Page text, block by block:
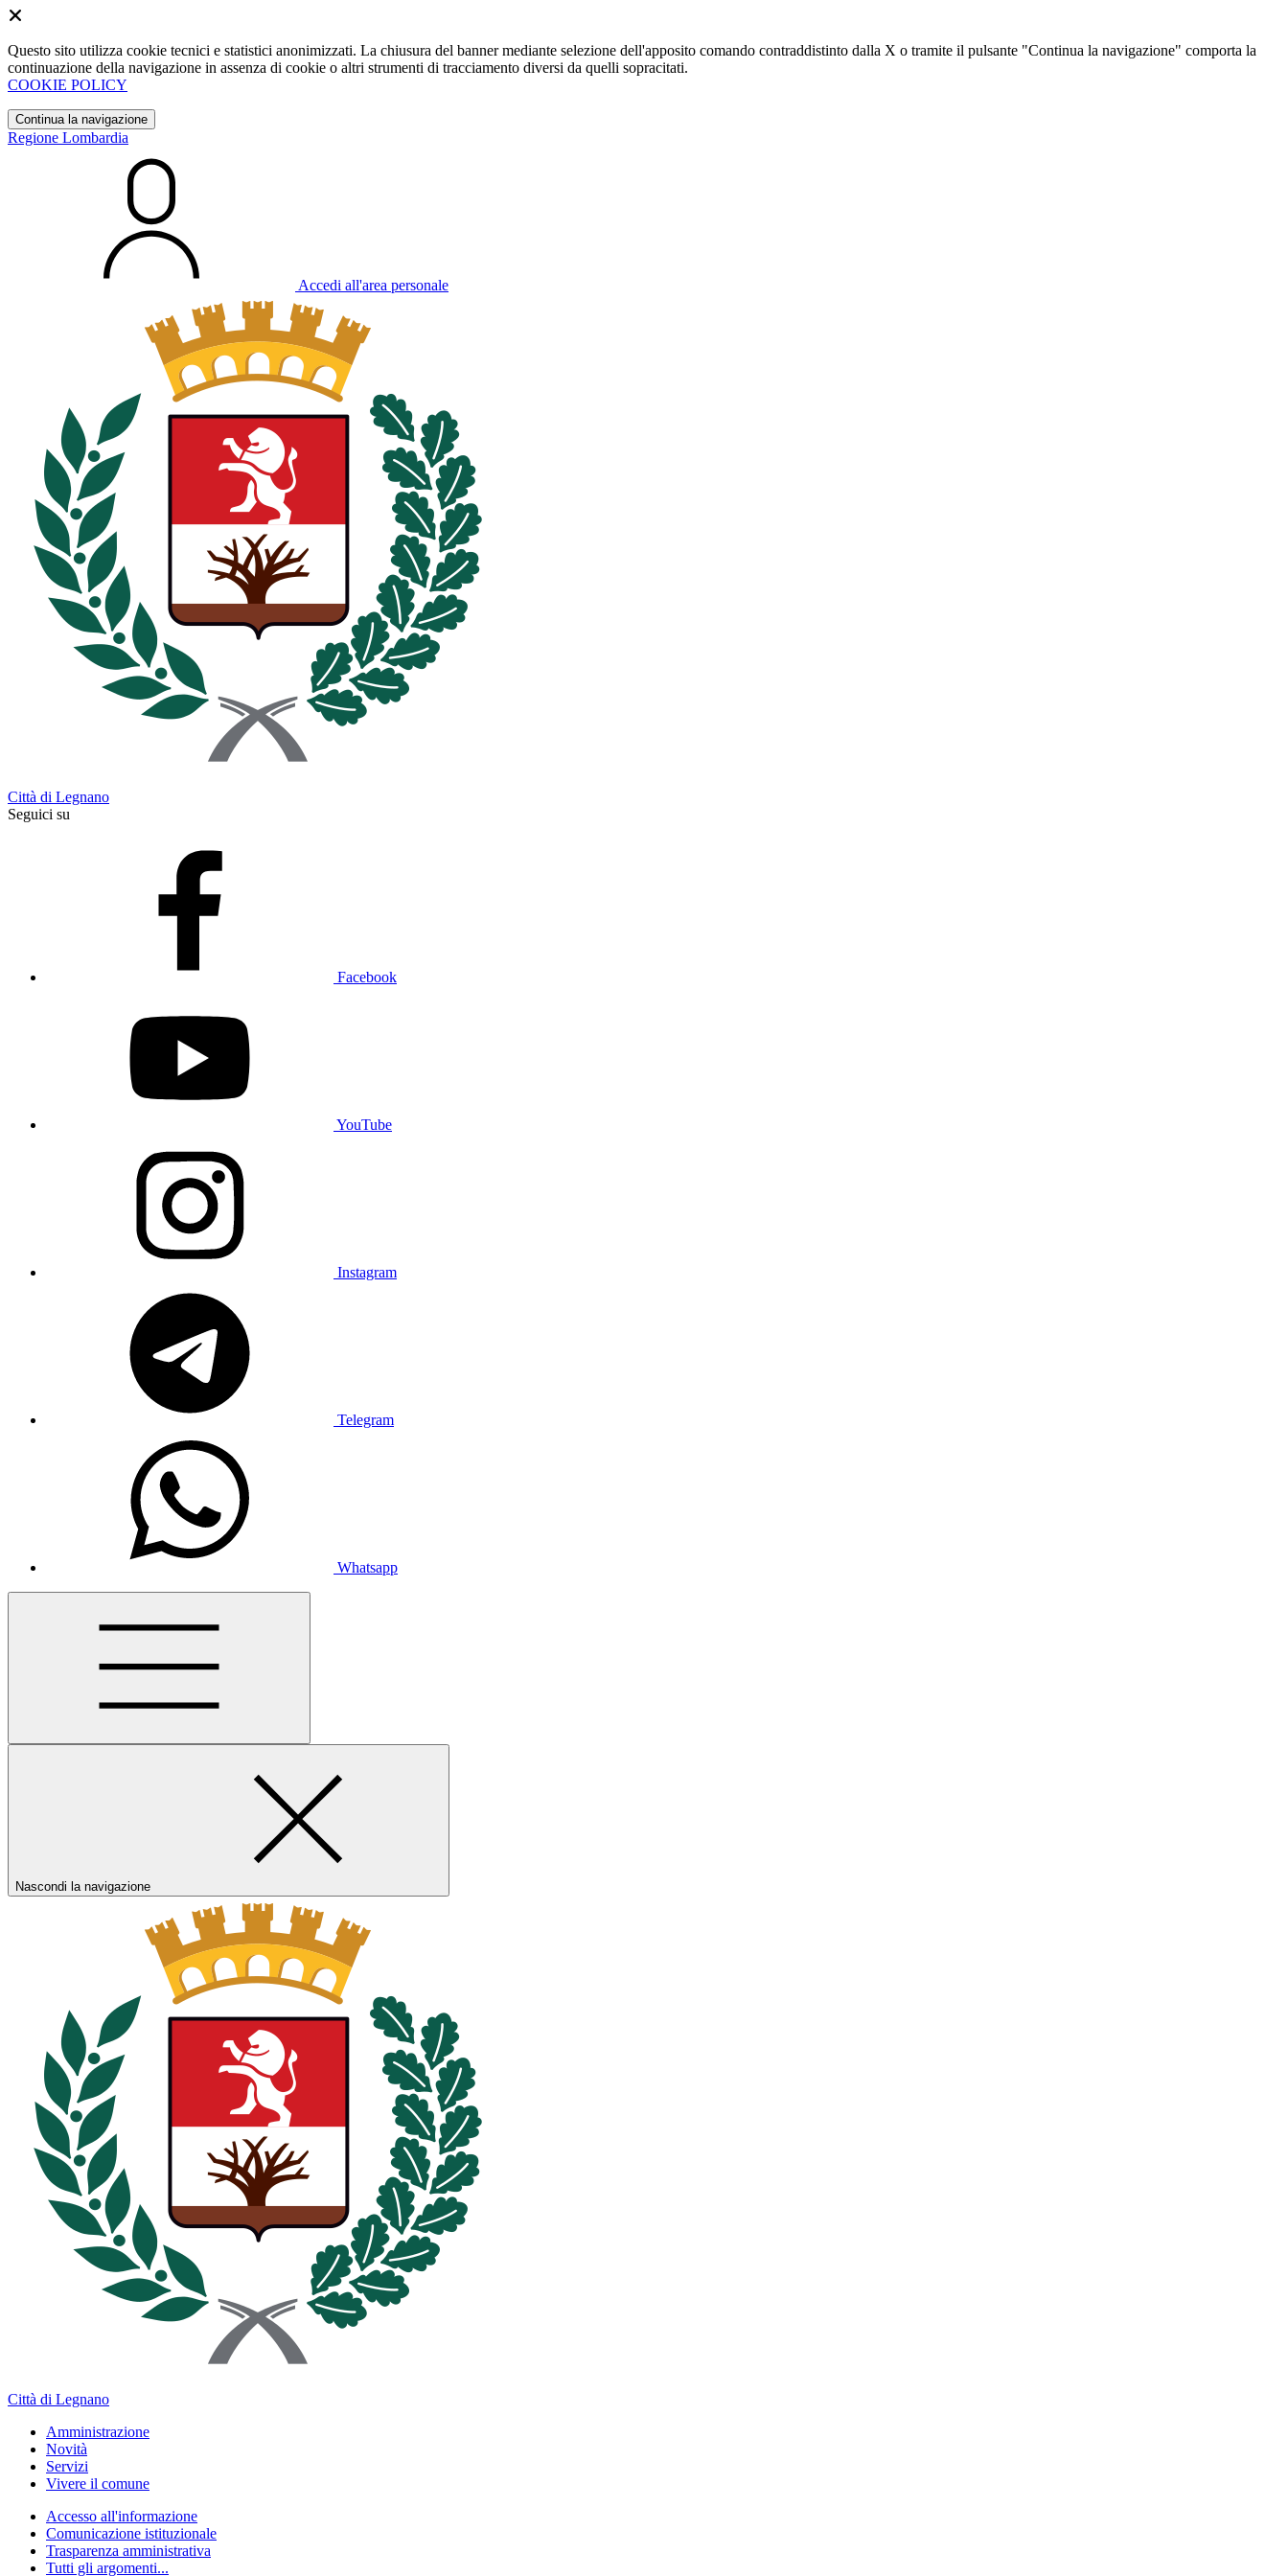
Questo sito utilizza cookie tecnici e statistici anonimizzati. La chiusura del banner mediante selezione dell'apposito comando contraddistinto dalla X o tramite il pulsante "Continua la navigazione" comporta la
continuazione della navigazione in assenza di cookie o altri strumenti di tracciamento diversi da quelli sopracitati.
COOKIE POLICY
Continua la navigazione
Regione Lombardia
Accedi all'area personale
Città di Legnano
Seguici su
Facebook
YouTube
Instagram
Telegram
Whatsapp
Nascondi la navigazione
Città di Legnano
Amministrazione
Novità
Servizi
Vivere il comune
Accesso all'informazione
Comunicazione istituzionale
Trasparenza amministrativa
Tutti gli argomenti...